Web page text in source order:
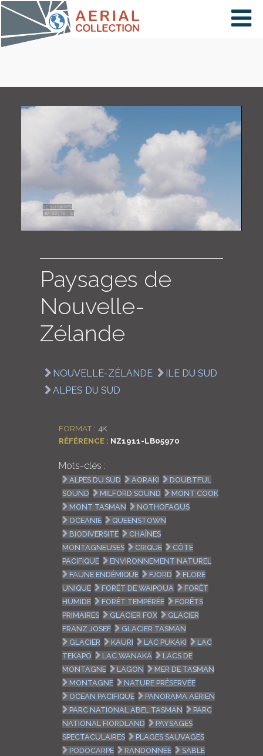
×
CARTE
COLLECTIONS
Paysages de
Nouvelle-
Zélande
NOUVELLE-ZÉLANDE
ILE DU SUD
ALPES DU SUD
FORMAT : 4K
RÉFÉRENCE : NZ1911-LB05970
Mots-clés :
ALPES DU SUD AORAKI
DOUBTFUL
SOUND
MILFORD SOUND
MONT COOK
MONT TASMAN
NOTHOFAGUS
OCEANIE
QUEENSTOWN
BIODIVERSITÉ
CHAÎNES
MONTAGNEUSES
CRIQUE
CÔTE
PACIFIQUE
ENVIRONNEMENT NATUREL
FAUNE ENDÉMIQUE
FJORD
FLORE
UNIQUE
FORÊT DE WAIPOUA
FORÊT
HUMIDE
FORÊT TEMPÉRÉE
FORÊTS
PRIMAIRES
GLACIER FOX
GLACIER
FRANZ JOSEF
GLACIER TASMAN
GLACIER
KAURI LAC PUKAKI
LAC
TEKAPO
LAC WANAKA
LACS DE
MONTAGNE
LAGON
MER DE TASMAN
MONTAGNE
NATURE PRÉSERVÉE
OCÉAN PACIFIQUE
PANORAMA AÉRIEN
PARC NATIONAL ABEL TASMAN
PARC
NATIONAL FIORDLAND
PAYSAGES
SPECTACULAIRES
PLAGES SAUVAGES
PODOCARPE
RANDONNÉE
SABLE